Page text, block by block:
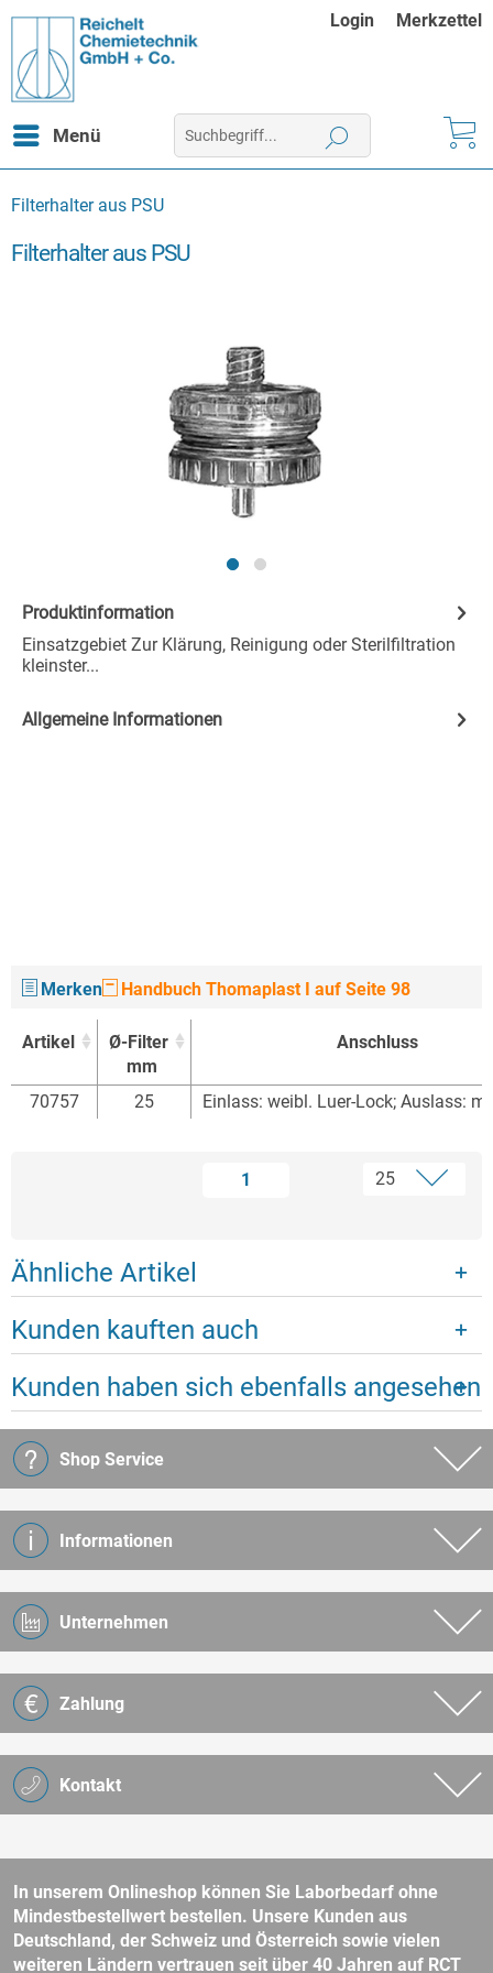
Login Merkzettel
Menü
Filterhalter aus PSU
Filterhalter aus PSU
Produktinformation
Einsatzgebiet Zur Klärung, Reinigung oder Sterilfiltration
kleinster...
Allgemeine Informationen
Merken Handbuch Thomaplast I auf Seite 98
Artikel
Ø-Filter
mm
Anschluss
Artikel
Ø-Filter
Anschluss
70757 25 Einlass: weibl. Luer-Lock; Auslass:
1
Ähnliche Artikel
Kunden kauften auch
Kunden haben sich ebenfalls angesehen
Kontakt
Shop Service
Informationen
Unternehmen
Zahlung
In unserem Onlineshop können Sie Laborbedarf ohne
Mindestbestellwert bestellen. Unsere Kunden aus
Deutschland, der Schweiz und Österreich sowie vielen
weiteren Ländern vertrauen seit über 40 Jahren auf RCT